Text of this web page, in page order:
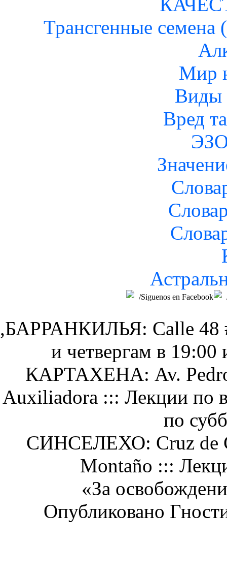
Трансгенные
Мир
Виды
Вред
/Siguenos en Facebook
,БАРРАНКИЛЬЯ: Calle 48
и четвергам в 19:00
КАРТАХЕНА: Av.
Auxiliadora ::: Лекции по
по
СИНСЕЛЕХО: Cruz de
Montaño :::
«За
Опубликовано